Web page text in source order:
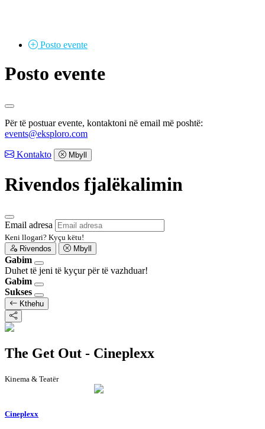
Posto evente
Posto evente
Për të postuar evente, kontaktoni në email më poshtë:
events@eksploro.com
Kontakto Mbyll
Rivendos fjalëkalimin
Email adresa
Keni llogari? Kyçu këtu!
Rivendos
Mbyll
Gabim
Duhet të jeni të kyçur për të vazhduar!
Gabim
Sukses
Kthehu
The Get Out - Cineplexx
Kinema & Teatër
Cineplexx